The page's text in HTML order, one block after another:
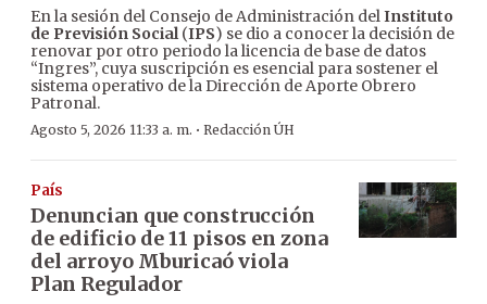
En la sesión del Consejo de Administración delInstituto
de Previsión Social(IPS) se dio a conocer la decisión de
renovar por otro periodo la licencia de base de datos
“Ingres”, cuya suscripción es esencial para sostener el
sistema operativo de la Dirección de Aporte Obrero
Patronal.
Agosto 5, 2026 11:33 a. m. · Redacción ÚH
País
Denuncian que construcción
de edificio de 11 pisos en zona
del arroyo Mburicaó viola
Plan Regulador